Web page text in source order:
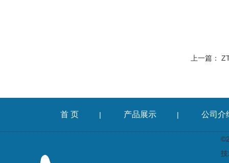
上一篇：
首 页 | 产品展示 | 公司介